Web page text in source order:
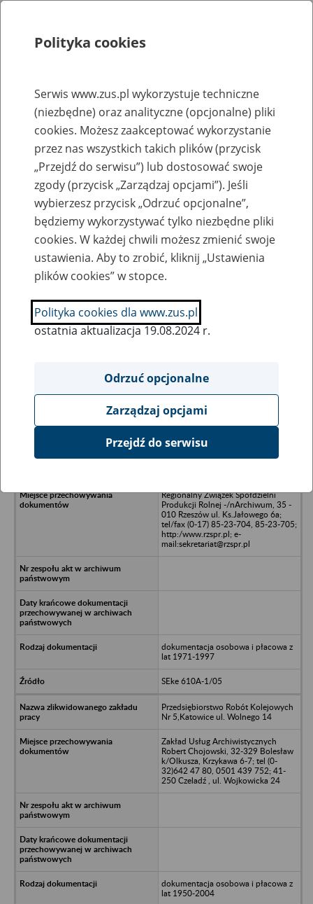
Rejestry, ewidencje i archiwa
Baza zlikwidowanych lub
przekształconych zakładów pracy
Nazwa zakładu pracy:
SZUKAJ
Ukryj wszystkie pozycje bazy
Spółdzielnia Rolniczo-Wytwórcza
Regionalny Związek Spółdzielni
Produkcji Rolnej -/nArchiwum, 35 -
010 Rzeszów ul. Ks.Jałowego 6a;
tel/fax (0-17) 85-23-704, 85-23-705;
http:/www.rzspr.pl; e-
mail:sekretariat@rzspr.pl
dokumentacja osobowa i płacowa z
lat 1971-1997
SEke 610A-1/05
Przedsiębiorstwo Robót Kolejowych
Nr 5,Katowice ul. Wolnego 14
Zakład Usług Archiwistycznych
Robert Chojowski, 32-329 Bolesław
k/Olkusza, Krzykawa 6-7; tel (0-
32)642 47 80, 0501 439 752; 41-
250 Czeladź , ul. Wojkowicka 24
dokumentacja osobowa i płacowa z
lat 1950-2004
Polityka cookies
Serwis www.zus.pl wykorzystuje techniczne
(niezbędne) oraz analityczne (opcjonalne) pliki
cookies. Możesz zaakceptować wykorzystanie
przez nas wszystkich takich plików (przycisk
„Przejdź do serwisu”) lub dostosować swoje
zgody (przycisk „Zarządzaj opcjami”). Jeśli
wybierzesz przycisk „Odrzuć opcjonalne”,
będziemy wykorzystywać tylko niezbędne pliki
cookies. W każdej chwili możesz zmienić swoje
ustawienia. Aby to zrobić, kliknij „Ustawienia
plików cookies” w stopce.
Polityka cookies dla www.zus.pl
ostatnia aktualizacja 19.08.2024 r.
Odrzuć opcjonalne
Zarządzaj opcjami
Przejdź do serwisu